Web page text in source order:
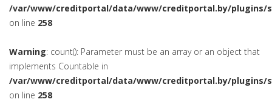
/var/www/creditportal/data/www/creditportal.by/plugins/
on line 258
Warning: count(): Parameter must be an array or an object that
implements Countable in
/var/www/creditportal/data/www/creditportal.by/plugins/
on line 258